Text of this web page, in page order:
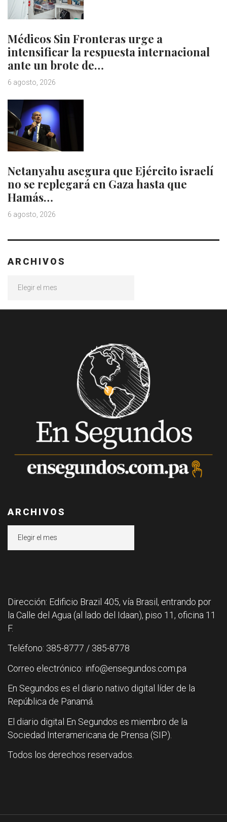
Médicos Sin Fronteras urge a
intensificar la respuesta internacional
ante un brote de…
6 agosto, 2026
Netanyahu asegura que Ejército israelí
no se replegará en Gaza hasta que
Hamás…
6 agosto, 2026
ARCHIVOS
ARCHIVOS
Dirección: Edificio Brazil 405, vía Brasil, entrando por
la Calle del Agua (al lado del Idaan), piso 11, oficina 11
F.
Teléfono: 385-8777 / 385-8778
Correo electrónico: info@ensegundos.com.pa
En Segundos es el diario nativo digital líder de la
República de Panamá.
El diario digital En Segundos es miembro de la
Sociedad Interamericana de Prensa (SIP).
Todos los derechos reservados.